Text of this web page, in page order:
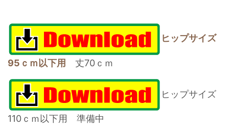
ヒップサイズ
95 ｃｍ以下用 丈70ｃｍ
ヒップサイズ
110ｃｍ以下用 準備中